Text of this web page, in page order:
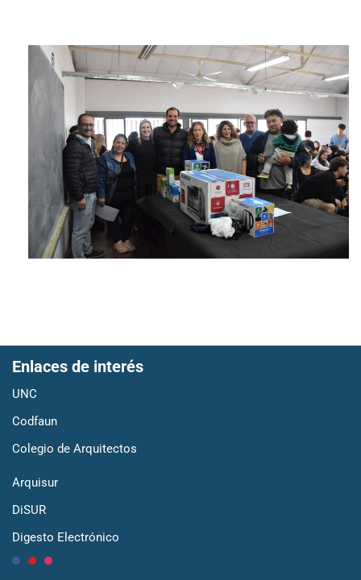
Enlaces de interés
UNC
Codfaun
Colegio de Arquitectos
Arquisur
DiSUR
Digesto Electrónico